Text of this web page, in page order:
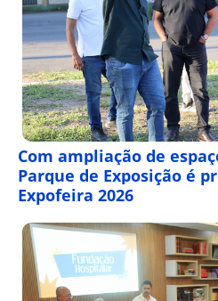
Com ampliação de
Parque de Exposição é
Expofeira 2026